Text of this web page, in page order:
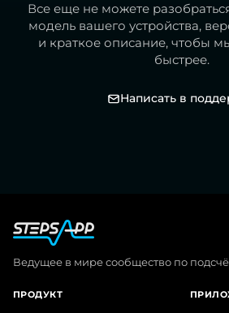
Все еще не можете
модель вашего устройства,
и краткое описание, чтобы
быстрее.
Написать в
Ведущее в мире сообщество по
ПРОДУКТ